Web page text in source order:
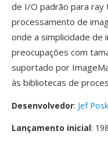
de I/O padrão para ray
processamento de
onde a simplicidade de
preocupações com
suportado por
às bibliotecas de
Desenvolvedor: Jef
Lançamento inicial: